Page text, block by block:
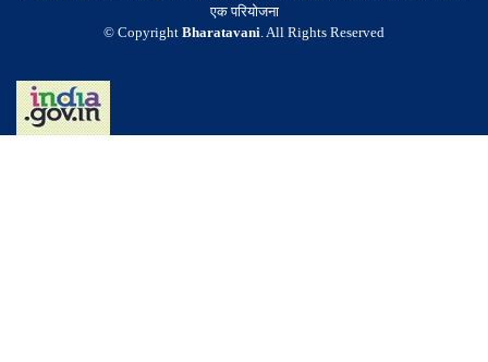
एक परियोजना
© Copyright Bharatavani. All Rights Reserved